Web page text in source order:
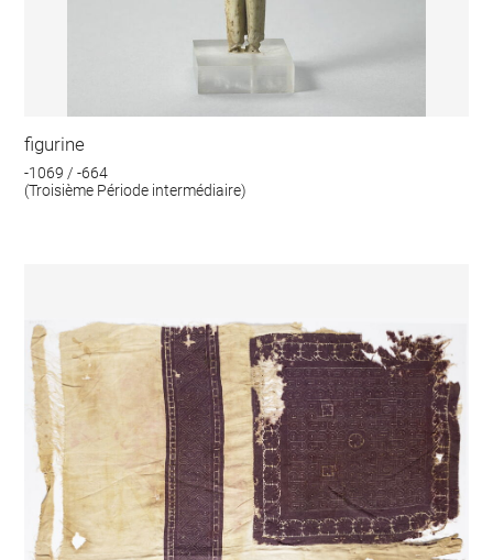
figurine
-1069 / -664
(Troisième Période intermédiaire)